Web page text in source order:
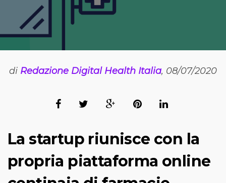
di Redazione Digital Health Italia, 08/07/2020
La startup riunisce con la
propria piattaforma online